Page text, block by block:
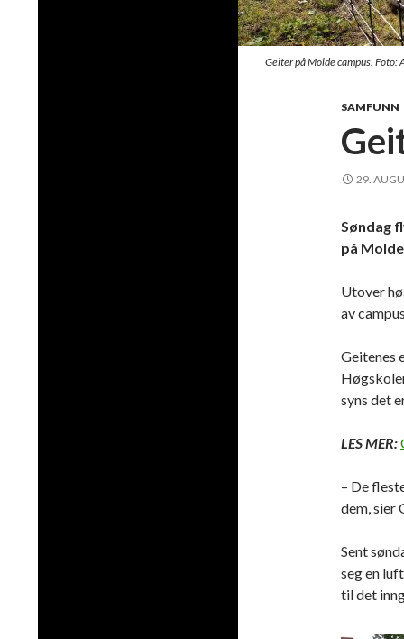
Geiter på Molde campus. Foto:
SAMFUNN
29.
Søndag
på
Utover
av
Geitenes
syns det
LES MER:
– De
dem, sier
Sent
seg en
til det